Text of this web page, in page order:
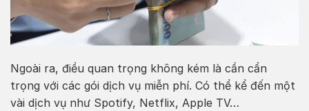
Ngoài ra, điều quan trọng không kém là cần cẩn
trọng với các gói dịch vụ miễn phí. Có thể kể đến một
vài dịch vụ như Spotify, Netflix, Apple TV…